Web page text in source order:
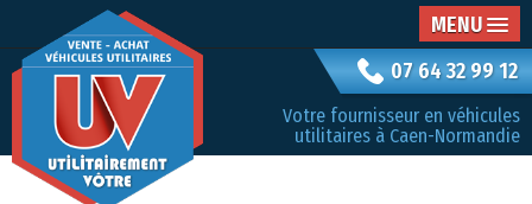
MENU
07 64 32 99 12
Votre fournisseur en véhicules
utilitaires à Caen-Normandie